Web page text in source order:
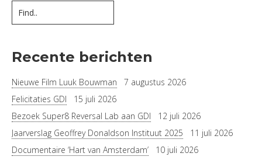
Recente berichten
Nieuwe Film Luuk Bouwman
7 augustus 2026
Felicitaties GDI
15 juli 2026
Bezoek Super8 Reversal Lab aan GDI
12 juli 2026
Jaarverslag Geoffrey Donaldson Instituut 2025
11 juli 2026
Documentaire ‘Hart van Amsterdam’
10 juli 2026